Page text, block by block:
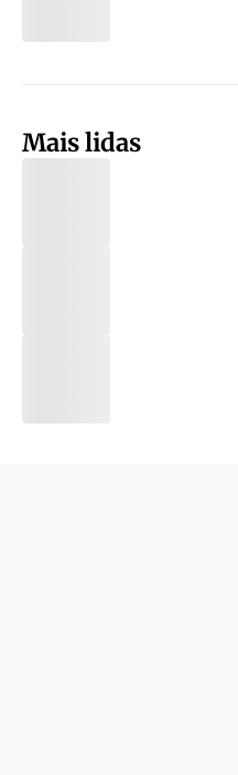
Mais lidas